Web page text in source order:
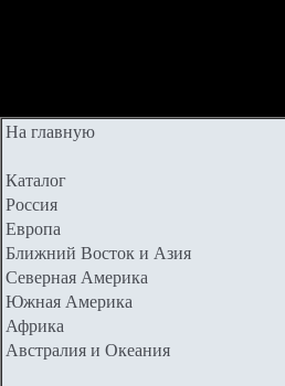
На главную
Каталог
Россия
Европа
Ближний Восток и Азия
Северная Америка
Южная Америка
Африка
Австралия и Океания